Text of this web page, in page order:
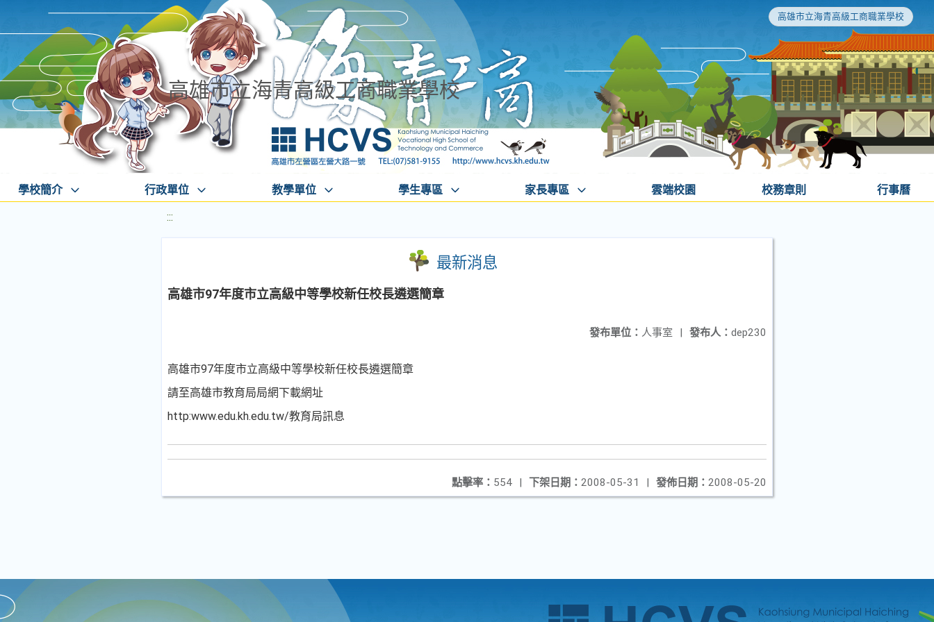
高雄市立海青高級工商職業學校
高雄市立海青高級工商職業學校
學校簡介 行政單位 教學單位 學生專區 家長專區 雲端校園 校務章則 行事曆
:::
最新消息
高雄市97年度市立高級中等學校新任校長遴選簡章
發布人： dep230
發布單位： 人事室 |
高雄市97年度市立高級中等學校新任校長遴選簡章
請至高雄市教育局局網下載網址
http:www.edu.kh.edu.tw/教育局訊息
發佈日期： 2008-05-20
下架日期： 2008-05-31 |
點擊率： 554 |